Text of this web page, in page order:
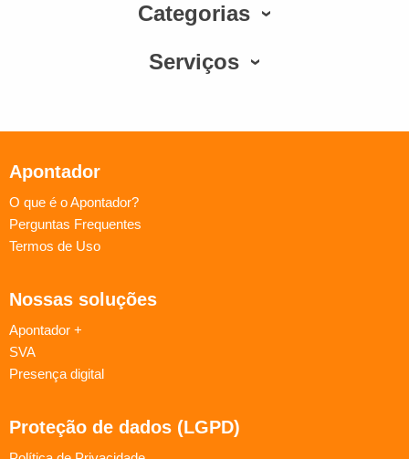
Categorias
Serviços
Apontador
O que é o Apontador?
Perguntas Frequentes
Termos de Uso
Nossas soluções
Apontador +
SVA
Presença digital
Proteção de dados (LGPD)